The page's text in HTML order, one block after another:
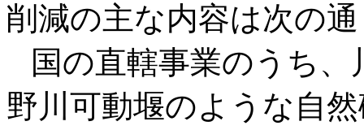
削減の主な内容は次の
国の直轄事業のうち、
野川可動堰のような自